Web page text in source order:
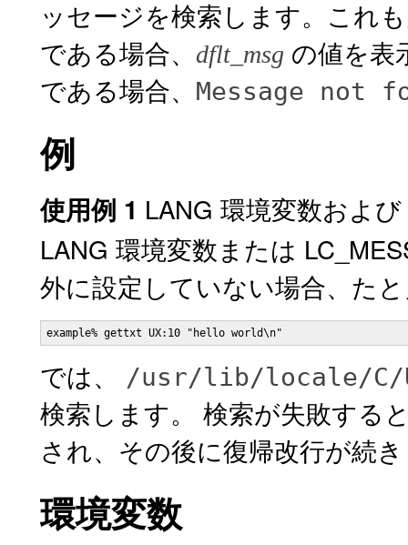
ッセージを検索します。これ
である場合、
dflt_msg の値を表
である場合、
Message not
例
使用例 1 LANG 環境変数およ
LANG 環境変数または
外に設定していない場合、た
example% gettxt UX:10 "hello world\n"
では、 /usr/lib/locale/C/
検索します。 検索が失敗する
され、その後に復帰改行が続
環境変数